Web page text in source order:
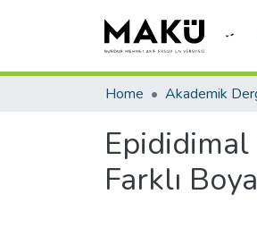
Home Akademik
Farklı